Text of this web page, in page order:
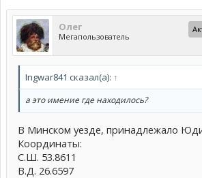
Олег
Мегапользователь
Ingwar841 сказал(а): ↑
а это имение где находилось?
В Минском уезде, принадлежало
Координаты:
С.Ш. 53.8611
В.Д. 26.6597